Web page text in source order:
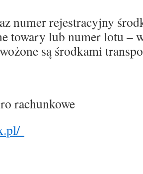
numer rejestracyjny
towary lub numer lotu –
są środkami
rachunkowe